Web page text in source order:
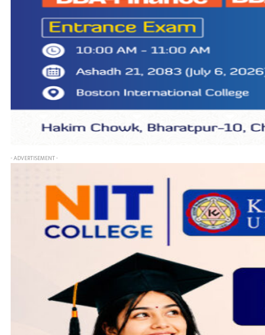
- ADVERTISEMENT -